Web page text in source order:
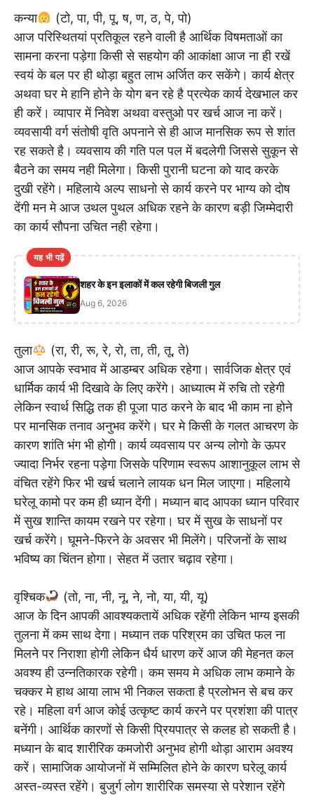
कन्या
(टो, पा, पी, पू, ष, ण, ठ, पे, पो)
आज परिस्थितयां प्रतिकूल रहने वाली है आर्थिक विषमताओं का
सामना करना पड़ेगा किसी से सहयोग की आकांक्षा आज ना ही रखें
स्वयं के बल पर ही थोड़ा बहुत लाभ अर्जित कर सकेंगे। कार्य क्षेत्र
अथवा घर मे हानि होने के योग बन रहे है प्रत्येक कार्य देखभाल कर
ही करें। व्यापार में निवेश अथवा वस्तुओ पर खर्च आज ना करें।
व्यवसायी वर्ग संतोषी वृति अपनाने से ही आज मानसिक रूप से शांत
रह सकते है। व्यवसाय की गति पल पल में बदलेगी जिससे सुकून से
बैठने का समय नही मिलेगा। किसी पुरानी घटना को याद करके
दुखी रहेंगे। महिलाये अल्प साधनो से कार्य करने पर भाग्य को दोष
देंगी मन मे आज उथल पुथल अधिक रहने के कारण बड़ी जिम्मेदारी
का कार्य सौपना उचित नही रहेगा।
यह भी पढ़ें
शहर के इन इलाकों में कल रहेगी बिजली गुल
Aug 6, 2026
तुला
(रा, री, रू, रे, रो, ता, ती, तू, ते)
आज आपके स्वभाव में आडम्बर अधिक रहेगा। सार्वजिक क्षेत्र एवं
धार्मिक कार्य भी दिखावे के लिए करेंगे। आध्यात्म में रुचि तो रहेगी
लेकिन स्वार्थ सिद्धि तक ही पूजा पाठ करने के बाद भी काम ना होने
पर मानसिक तनाव अनुभव करेंगे। घर मे किसी के गलत आचरण के
कारण शांति भंग भी होगी। कार्य व्यवसाय पर अन्य लोगो के ऊपर
ज्यादा निर्भर रहना पड़ेगा जिसके परिणाम स्वरूप आशानुकूल लाभ से
वंचित रहेंगे फिर भी खर्च चलाने लायक धन मिल जाएगा। महिलाये
घरेलू कामो पर कम ही ध्यान देंगी। मध्यान बाद आपका ध्यान परिवार
में सुख शान्ति कायम रखने पर रहेगा। घर में सुख के साधनों पर
खर्च करेंगे। घूमने-फिरने के अवसर भी मिलेंगे। परिजनों के साथ
भविष्य का चिंतन होगा। सेहत में उतार चढ़ाव रहेगा।
वृश्चिक
(तो, ना, नी, नू, ने, नो, या, यी, यू)
आज के दिन आपकी आवश्यकतायें अधिक रहेंगी लेकिन भाग्य इसकी
तुलना में कम साथ देगा। मध्यान तक परिश्रम का उचित फल ना
मिलने पर निराशा होगी लेकिन धैर्य धारण करें आज की मेहनत कल
अवश्य ही उन्नतिकारक रहेगी। कम समय मे अधिक लाभ कमाने के
चक्कर मे हाथ आया लाभ भी निकल सकता है प्रलोभन से बच कर
रहे। महिला वर्ग आज कोई उत्कृष्ट कार्य करने पर प्रशंशा की पात्र
बनेंगी। आर्थिक कारणों से किसी प्रियपात्र से कलह हो सकती है।
मध्यान के बाद शारीरिक कमजोरी अनुभव होगी थोड़ा आराम अवश्य
करें। सामाजिक आयोजनों में सम्मिलित होने के कारण घरेलू कार्य
अस्त-व्यस्त रहेंगे। बुजुर्ग लोग शारीरिक समस्या से परेशान रहेंगे